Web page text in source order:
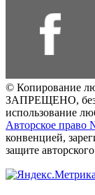
© Копирование
ЗАПРЕЩЕНО, без
использование
Авторское право
конвенцией,
защите